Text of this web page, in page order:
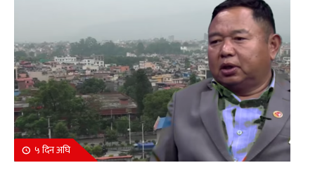
५ दिन अघि